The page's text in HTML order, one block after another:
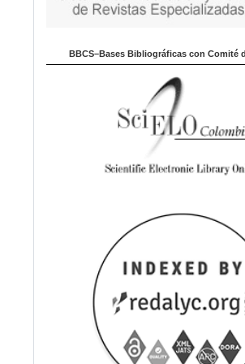
BBCS–Bases Bibliográficas con Comité